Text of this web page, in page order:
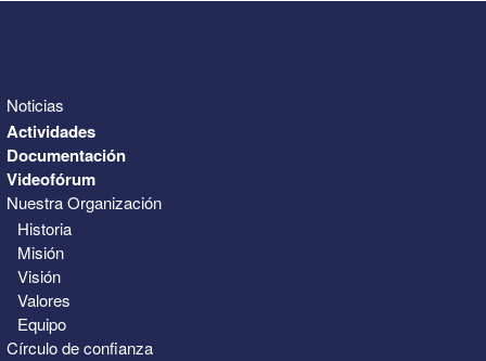
Noticias
Actividades
Documentación
Videofórum
Nuestra Organización
Historia
Misión
Visión
Valores
Equipo
Círculo de confianza